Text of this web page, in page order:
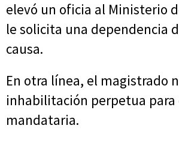
elevó un oficia al Ministerio
le solicita una dependencia
causa.
En otra línea, el magistrado
inhabilitación perpetua para
mandataria.